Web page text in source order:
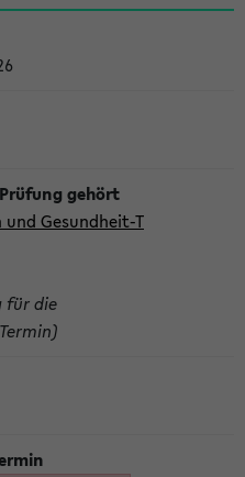
und Gesundheit-T
für die